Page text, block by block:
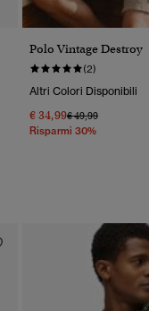
Polo Vintage Destroy
(2)
Altri Colori Disponibili
€ 34,99Prezzo Ridotto Da
€ 49,99A
Risparmi 30%